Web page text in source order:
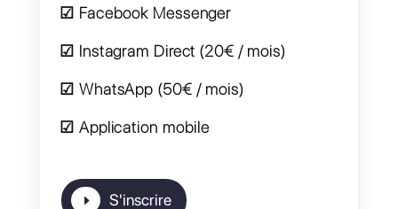
☑ Gérer les discussions de vos
☑ Facebook Messenger
☑ Instagram Direct (20€ / mois)
☑ WhatsApp (50€ / mois)